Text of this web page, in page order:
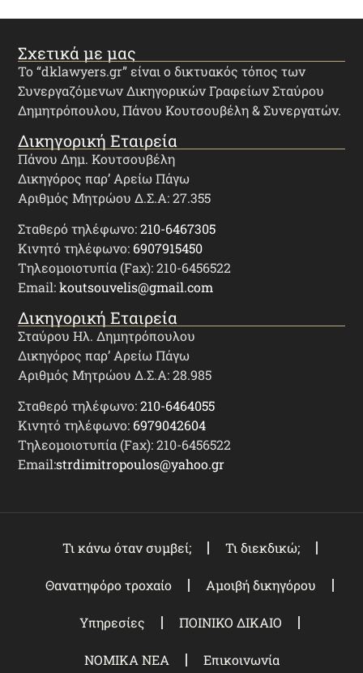
Σχετικά με μας
Το “dklawyers.gr” είναι ο δικτυακός τόπος των
Συνεργαζόμενων Δικηγορικών Γραφείων Σταύρου
Δημητρόπουλου, Πάνου Κουτσουβέλη & Συνεργατών.
Δικηγορική Εταιρεία
Πάνου Δημ. Κουτσουβέλη
Δικηγόρος παρ’ Αρείω Πάγω
Αριθμός Μητρώου Δ.Σ.Α: 27.355
Σταθερό τηλέφωνο:210-6467305
Κινητό τηλέφωνο: 6907915450
Τηλεομοιοτυπία (Fax): 210-6456522
Email:koutsouvelis@gmail.com
Δικηγορική Εταιρεία
Σταύρου Ηλ. Δημητρόπουλου
Δικηγόρος παρ’ Αρείω Πάγω
Αριθμός Μητρώου Δ.Σ.Α: 28.985
Σταθερό τηλέφωνο:210-6464055
Κινητό τηλέφωνο: 6979042604
Τηλεομοιοτυπία (Fax): 210-6456522
Email:strdimitropoulos@yahoo.gr
Τι κάνω όταν συμβεί; Τι διεκδικώ;
Θανατηφόρο τροχαίο Αμοιβή δικηγόρου
Υπηρεσίες ΠΟΙΝΙΚΟ ΔΙΚΑΙΟ
ΝΟΜΙΚΑ ΝΕΑ Επικοινωνία